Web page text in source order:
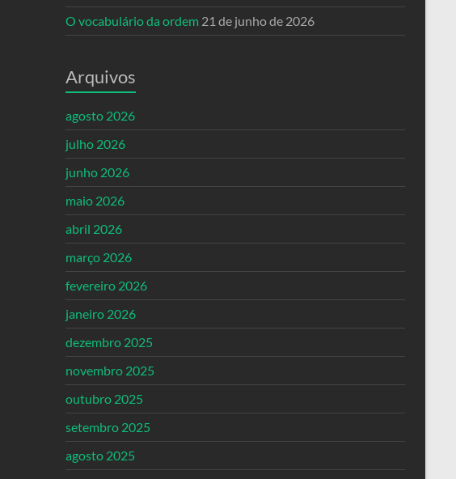
O vocabulário da ordem 21 de junho de 2026
Arquivos
agosto 2026
julho 2026
junho 2026
maio 2026
abril 2026
março 2026
fevereiro 2026
janeiro 2026
dezembro 2025
novembro 2025
outubro 2025
setembro 2025
agosto 2025